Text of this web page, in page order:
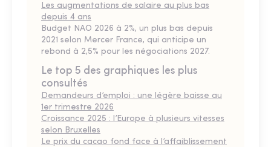
Les augmentations de salaire au plus bas
depuis 4 ans
Budget NAO 2026 à 2%, un plus bas depuis
2021 selon Mercer France, qui anticipe un
rebond à 2,5% pour les négociations 2027.
Le top 5 des graphiques les plus
consultés
Demandeurs d’emploi : une légère baisse au
1er trimestre 2026
Croissance 2025 : l’Europe à plusieurs vitesses
selon Bruxelles
Le prix du cacao fond face à l’affaiblissement